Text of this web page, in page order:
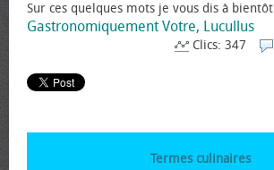
Sur ces quelques mots je vous dis à bientôt
Gastronomiquement Votre, Lucullus
Clics: 347
Termes culinaires